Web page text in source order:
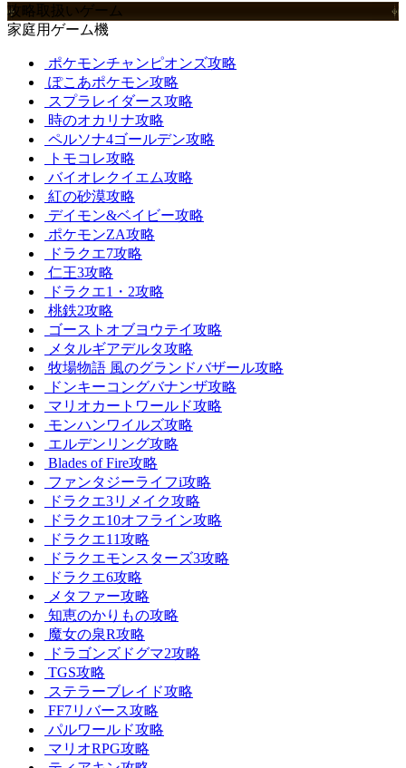
攻略取扱いゲーム
家庭用ゲーム機
ポケモンチャンピオンズ攻略
ぽこあポケモン攻略
スプラレイダース攻略
時のオカリナ攻略
ペルソナ4ゴールデン攻略
トモコレ攻略
バイオレクイエム攻略
紅の砂漠攻略
デイモン&ベイビー攻略
ポケモンZA攻略
ドラクエ7攻略
仁王3攻略
ドラクエ1・2攻略
桃鉄2攻略
ゴーストオブヨウテイ攻略
メタルギアデルタ攻略
牧場物語 風のグランドバザール攻略
ドンキーコングバナンザ攻略
マリオカートワールド攻略
モンハンワイルズ攻略
エルデンリング攻略
Blades of Fire攻略
ファンタジーライフi攻略
ドラクエ3リメイク攻略
ドラクエ10オフライン攻略
ドラクエ11攻略
ドラクエモンスターズ3攻略
ドラクエ6攻略
メタファー攻略
知恵のかりもの攻略
魔女の泉R攻略
ドラゴンズドグマ2攻略
TGS攻略
ステラーブレイド攻略
FF7リバース攻略
パルワールド攻略
マリオRPG攻略